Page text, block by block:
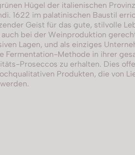
Hügel der italienischen
1622 im palatinischen Baustil
Geist für das gute, stilvolle
bei der Weinproduktion
Lagen, und als einziges
Fermentation-Methode in ihrer
Proseccos zu erhalten. Dies
Produkten, die von